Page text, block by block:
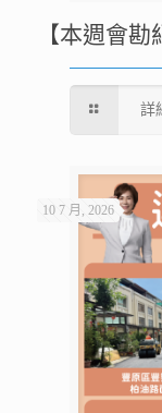
【本週會勘
詳
10 7 月, 2026